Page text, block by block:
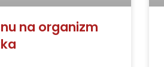
na organizm